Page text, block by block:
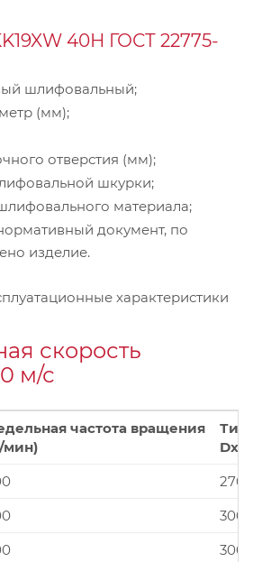
40Н ГОСТ 22775-
шлифовальный;
(мм);
отверстия (мм);
шкурки;
материала;
документ, по
изделие.
характеристики
скорость
м/с
частота вращения
мин)